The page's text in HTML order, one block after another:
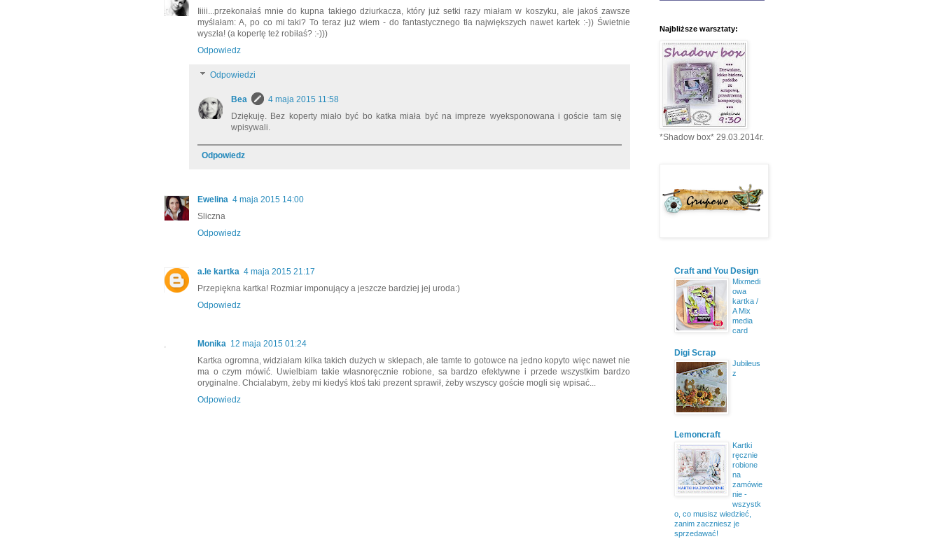
Iiiii...przekonałaś mnie do kupna takiego dziurkacza, który już setki razy miałam w koszyku, ale jakoś zawsze
myślałam: A, po co mi taki? To teraz już wiem - do fantastycznego tła największych nawet kartek :-)) Świetnie
wyszła! (a kopertę też robiłaś? :-)))
Odpowiedz
Odpowiedzi
Bea
4 maja 2015 11:58
Dziękuję. Bez koperty miało być bo katka miała być na impreze wyeksponowana i goście tam się
wpisywali.
Odpowiedz
Ewelina 4 maja 2015 14:00
Sliczna
Odpowiedz
a.le kartka 4 maja 2015 21:17
Przepiękna kartka! Rozmiar imponujący a jeszcze bardziej jej uroda:)
Odpowiedz
Monika 12 maja 2015 01:24
Kartka ogromna, widziałam kilka takich dużych w sklepach, ale tamte to gotowce na jedno kopyto więc nawet nie
ma o czym mówić. Uwielbiam takie własnoręcznie robione, sa bardzo efektywne i przede wszystkim bardzo
oryginalne. Chcialabym, żeby mi kiedyś ktoś taki prezent sprawił, żeby wszyscy goście mogli się wpisać...
Odpowiedz
Najbliższe warsztaty:
*Shadow box* 29.03.2014r.
Craft and You Design
Mixmedi
owa
kartka /
A Mix
media
card
Digi Scrap
Jubileus
z
Lemoncraft
Kartki
ręcznie
robione
na
zamówie
nie -
wszystk
o, co musisz wiedzieć,
zanim zaczniesz je
sprzedawać!